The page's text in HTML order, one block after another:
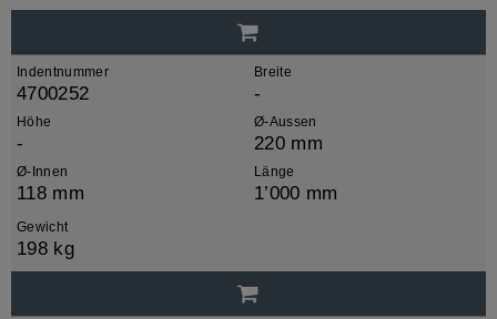
Indentnummer
4700252
Breite
-
Höhe
-
Ø-Aussen
220 mm
Ø-Innen
118 mm
Länge
1’000 mm
Gewicht
198 kg